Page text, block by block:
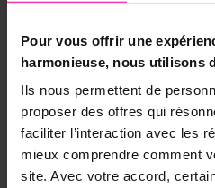
Pour vous offrir une
harmonieuse, nous utilisons
Ils nous permettent de
proposer des offres qui
faciliter l’interaction avec les
mieux comprendre comment
site. Avec votre accord,
📋 La fiche en un
Senteur
Format
20g